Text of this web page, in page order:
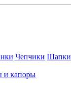
Чепчики Шапки
капоры